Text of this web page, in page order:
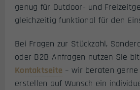
genug für Outdoor- und
gleichzeitig funktional für den
Bei Fragen zur Stückzahl,
oder B2B-Anfragen nutzen Sie
Kontaktseite – wir beraten
erstellen auf Wunsch ein